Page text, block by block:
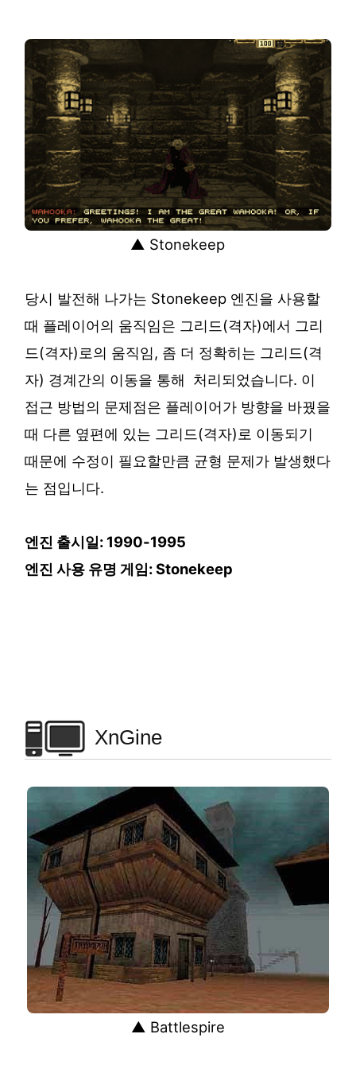
▲ Stonekeep
당시 발전해 나가는 Stonekeep 엔진을 사용할
때 플레이어의 움직임은 그리드(격자)에서 그리
드(격자)로의 움직임, 좀 더 정확히는 그리드(격
자) 경계간의 이동을 통해 처리되었습니다. 이
접근 방법의 문제점은 플레이어가 방향을 바꿨을
때 다른 옆편에 있는 그리드(격자)로 이동되기
때문에 수정이 필요할만큼 균형 문제가 발생했다
는 점입니다.
엔진 출시일: 1990-1995
엔진 사용 유명 게임: Stonekeep
XnGine
▲ Battlespire